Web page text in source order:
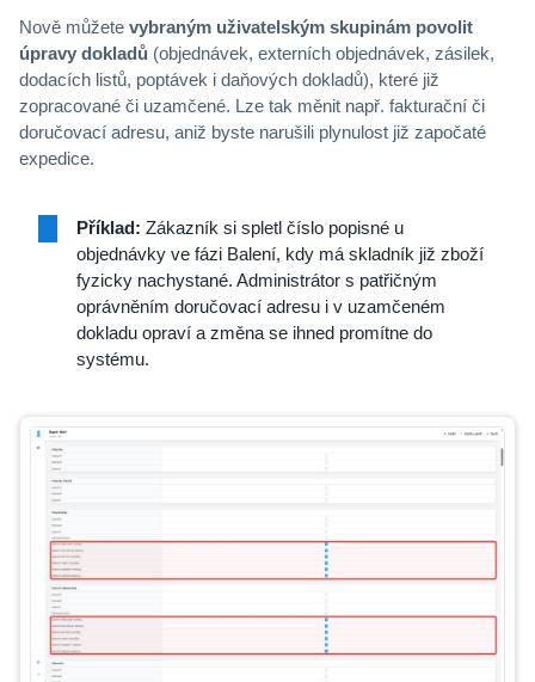
Nově můžete vybraným uživatelským skupinám povolit
úpravy dokladů (objednávek, externích objednávek, zásilek,
dodacích listů, poptávek i daňových dokladů), které již
zopracované či uzamčené. Lze tak měnit např. fakturační či
doručovací adresu, aniž byste narušili plynulost již započaté
expedice.
Příklad: Zákazník si spletl číslo popisné u
objednávky ve fázi Balení, kdy má skladník již zboží
fyzicky nachystané. Administrátor s patřičným
oprávněním doručovací adresu i v uzamčeném
dokladu opraví a změna se ihned promítne do
systému.